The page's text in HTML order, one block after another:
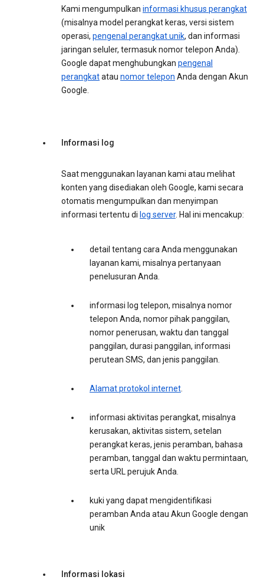
Kami mengumpulkan informasi khusus perangkat
(misalnya model perangkat keras, versi sistem
operasi, pengenal perangkat unik, dan informasi
jaringan seluler, termasuk nomor telepon Anda).
Google dapat menghubungkan pengenal
perangkatatau nomor telepon Anda dengan Akun
Google.
Informasi log
Saat menggunakan layanan kami atau melihat
konten yang disediakan oleh Google, kami secara
otomatis mengumpulkan dan menyimpan
informasi tertentu di log server. Hal ini mencakup:
detail tentang cara Anda menggunakan
layanan kami, misalnya pertanyaan
penelusuran Anda.
informasi log telepon, misalnya nomor
telepon Anda, nomor pihak panggilan,
nomor penerusan, waktu dan tanggal
panggilan, durasi panggilan, informasi
perutean SMS, dan jenis panggilan.
Alamat protokol internet.
informasi aktivitas perangkat, misalnya
kerusakan, aktivitas sistem, setelan
perangkat keras, jenis peramban, bahasa
peramban, tanggal dan waktu permintaan,
serta URL perujuk Anda.
kuki yang dapat mengidentifikasi
peramban Anda atau Akun Google dengan
unik
Informasi lokasi